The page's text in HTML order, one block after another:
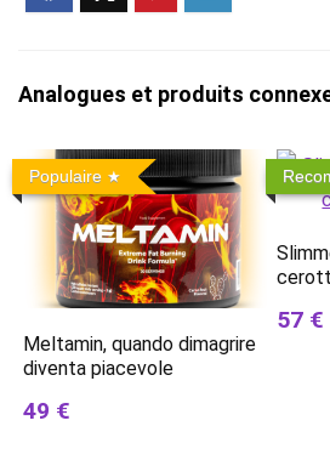
Analogues et produits
Populaire
Meltamin, quando dimagrire
diventa piacevole
49 €
57 €